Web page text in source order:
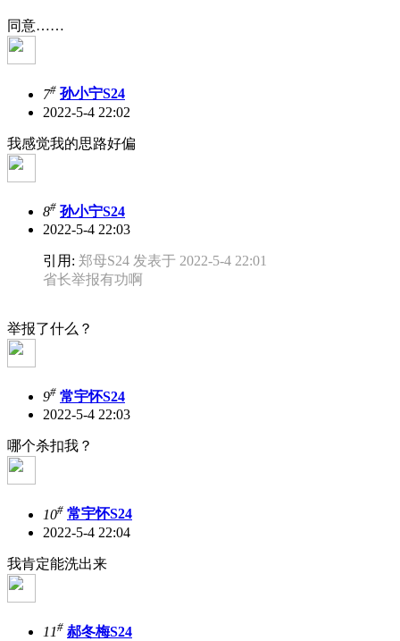
同意……
7# 孙小宁S24
2022-5-4 22:02
我感觉我的思路好偏
8# 孙小宁S24
2022-5-4 22:03
引用: 郑母S24 发表于 2022-5-4 22:01
省长举报有功啊
举报了什么？
9# 常宇怀S24
2022-5-4 22:03
哪个杀扣我？
10# 常宇怀S24
2022-5-4 22:04
我肯定能洗出来
11# 郝冬梅S24